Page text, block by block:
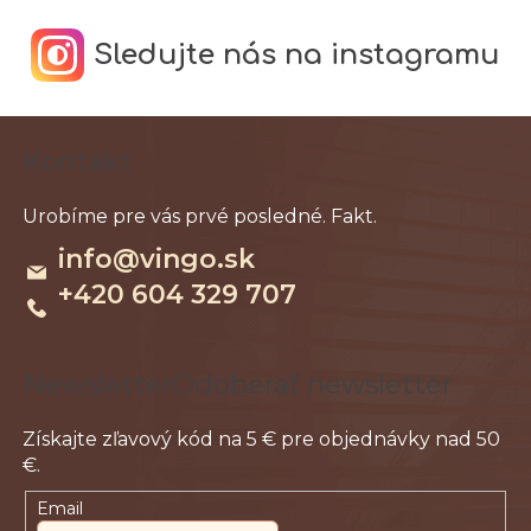
Sledujte nás na instagramu
info@vingo.sk
+420 604 329 707
Odoberať newsletter
Email